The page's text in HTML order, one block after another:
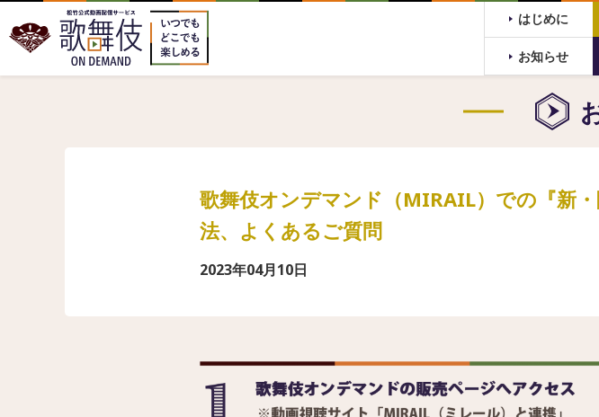
はじめに
お知らせ
歌舞伎オンデマンド（MIRAIL）での『新
法、よくあるご質問
2023年04月10日